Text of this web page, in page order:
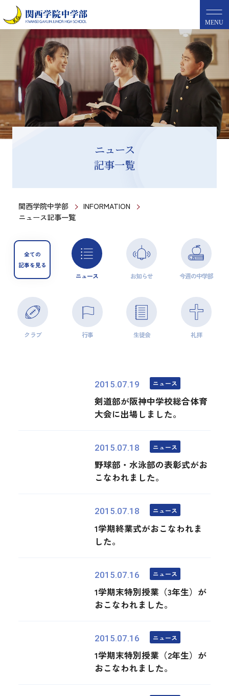
MENU
ニュース
記事一覧
関西学院中学部
INFORMATION
ニュース記事一覧
全ての
記事を見る
ニュース お知らせ 今週の中学部
クラブ 行事 生徒会 礼拝
2015.07.19 ニュース
剣道部が阪神中学校総合体育
大会に出場しました。
2015.07.18 ニュース
野球部・水泳部の表彰式がお
こなわれました。
2015.07.18 ニュース
1学期終業式がおこなわれま
した。
2015.07.16 ニュース
1学期末特別授業（3年生）が
おこなわれました。
2015.07.16 ニュース
1学期末特別授業（2年生）が
おこなわれました。